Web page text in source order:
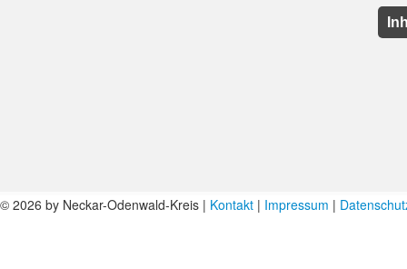
© 2026 by Neckar-Odenwald-Kreis | Kontakt | Impressum |